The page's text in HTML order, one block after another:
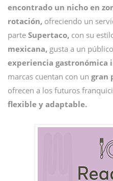
encontrado un nicho en
rotación, ofreciendo un
parte Supertaco, con su
mexicana, gusta a un
experiencia gastronómica
marcas cuentan con un gran
ofrecen a los futuros
flexible y adaptable.